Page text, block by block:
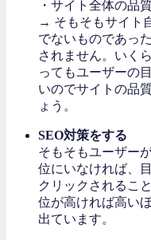
・サイト全体の品
→ そもそもサイト
でないものであっ
されません。いく
ってもユーザーの
いのでサイトの品
ょう。
SEO対策をする
そもそもユーザー
位にいなければ、
クリックされるこ
位が高ければ高い
出ています。